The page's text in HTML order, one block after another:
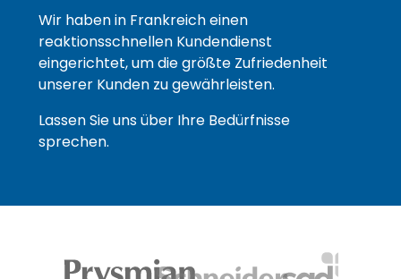
Wir haben in Frankreich einen
reaktionsschnellen Kundendienst
eingerichtet, um die größte Zufriedenheit
unserer Kunden zu gewährleisten.
Lassen Sie uns über Ihre Bedürfnisse
sprechen.